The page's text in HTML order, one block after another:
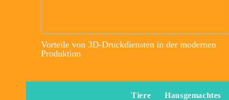
Vorteile von 3D-Druckdiensten in der modernen
Produktion
Tiere Hausgemachtes